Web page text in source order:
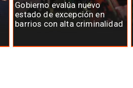
Gobierno evalúa nuevo
estado de excepción en
barrios con alta criminalidad